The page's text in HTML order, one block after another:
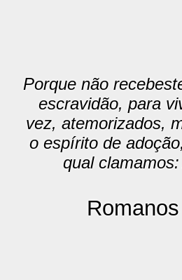
Porque não
escravidão, para
vez, atemorizados,
o espírito de
qual